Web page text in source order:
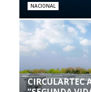
NACIONAL
CIRCULARTEC